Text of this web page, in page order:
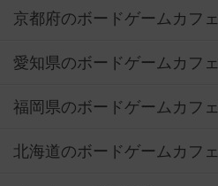
京都府のボードゲームカフェ
愛知県のボードゲームカフェ
福岡県のボードゲームカフェ
北海道のボードゲームカフェ